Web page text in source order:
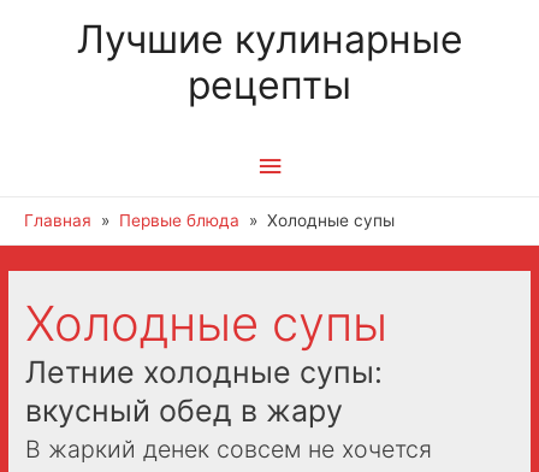
Лучшие кулинарные
рецепты
Главное
меню
Главная Первые блюда Холодные супы
Холодные супы
Летние холодные супы:
вкусный обед в жару
В жаркий денек совсем не хочется